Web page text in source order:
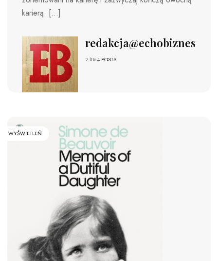
karierą. […]
redakcja@echobiznesu.pl
21064 POSTS
WYŚWIETLEŃ